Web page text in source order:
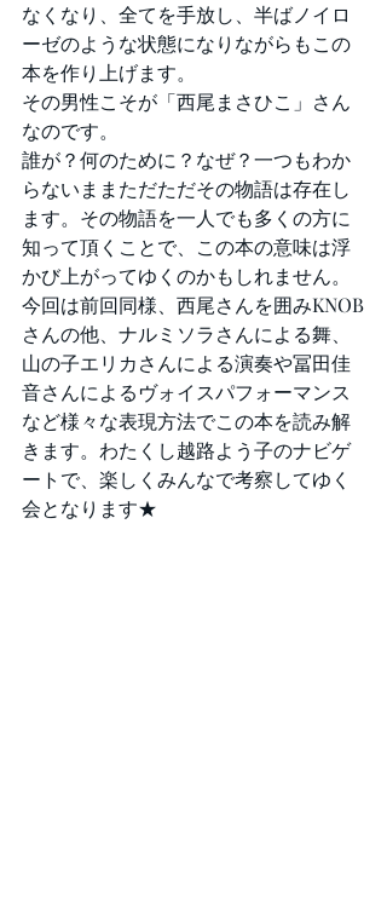
なくなり、全てを手放し、半ばノイロ
ーゼのような状態になりながらもこの
本を作り上げます。
その男性こそが「西尾まさひこ」さん
なのです。
誰が？何のために？なぜ？一つもわか
らないままただただその物語は存在し
ます。その物語を一人でも多くの方に
知って頂くことで、この本の意味は浮
かび上がってゆくのかもしれません。
今回は前回同様、西尾さんを囲みKNOB
さんの他、ナルミソラさんによる舞、
山の子エリカさんによる演奏や冨田佳
音さんによるヴォイスパフォーマンス
など様々な表現方法でこの本を読み解
きます。わたくし越路よう子のナビゲ
ートで、楽しくみんなで考察してゆく
会となります★